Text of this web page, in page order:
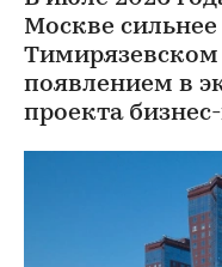
Москве
Тимирязевском
появлением в
проекта